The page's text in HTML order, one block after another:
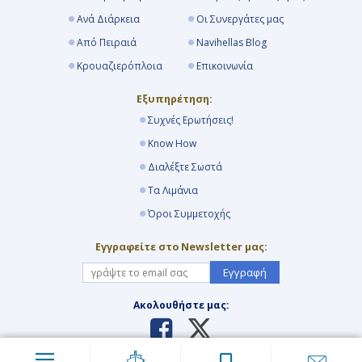
Ανά Διάρκεια
Από Πειραιά
Κρουαζιερόπλοια
Οι Συνεργάτες μας
Navihellas Blog
Επικοινωνία
Εξυπηρέτηση:
Συχνές Ερωτήσεις!
Know How
Διαλέξτε Σωστά
Τα Λιμάνια
Όροι Συμμετοχής
Εγγραφείτε στο Newsletter μας:
Εγγραφή
Ακολουθήστε μας: